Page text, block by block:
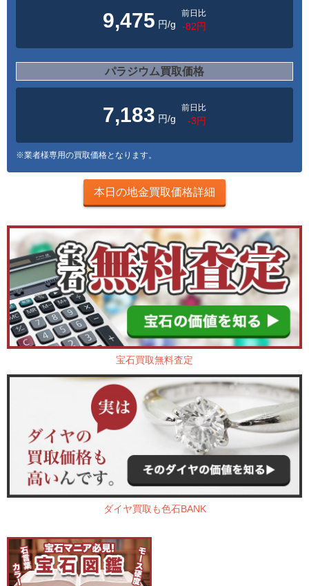
9,475 円/g
前日比
-82円
パラジウム買取価格
7,183 円/g
前日比
-3円
※業者様専用の買取価格となります。
本日の地金買取価格詳細
宝石買取無料査定
ダイヤ買取も色石BANK